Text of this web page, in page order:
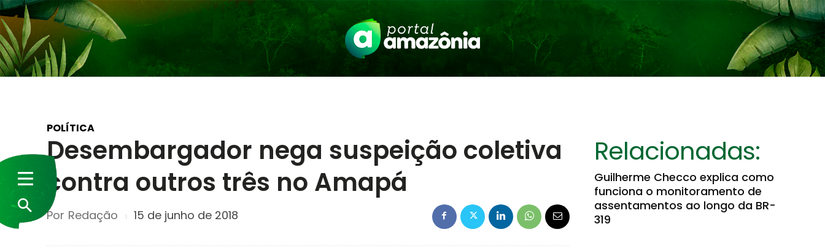
POLÍTICA
Desembargador nega suspeição coletiva
contra outros três no Amapá
Por Redação 15 de junho de 2018
Relacionadas:
Guilherme Checco explica como
funciona o monitoramento de
assentamentos ao longo da BR-
319